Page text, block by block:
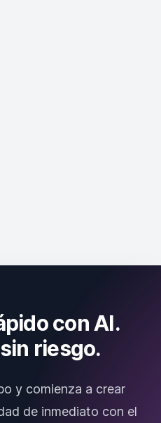
con AI.
riesgo.
y comienza a crear
de inmediato con el